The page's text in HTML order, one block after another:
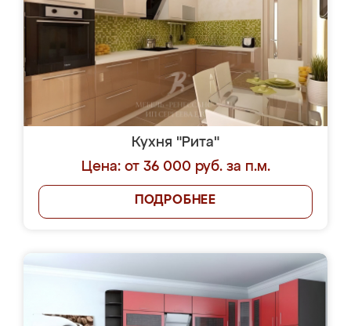
Кухня "Рита"
Цена: от 36 000 руб. за п.м.
ПОДРОБНЕЕ